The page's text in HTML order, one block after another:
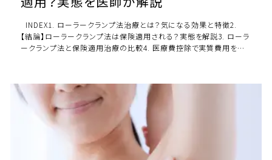
INDEX1. ローラークランプ法治療とは？気になる効果と特徴2.
【結論】ローラークランプ法は保険適用される？実態を解説3. ローラ
ークランプ法と保険適用治療の比較4. 医療費控除で実質費用を抑